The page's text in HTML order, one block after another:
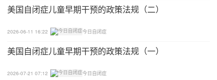
美国自闭症儿童早期干预的政策法规（二）
2026-06-11 16:22 今日自闭症
美国自闭症儿童早期干预的政策法规（一）
2026-07-21 07:12 今日自闭症